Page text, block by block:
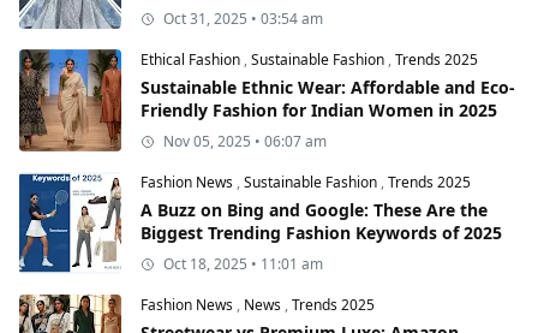
Oct 31, 2025 • 03:54 am
Ethical Fashion ,Sustainable Fashion ,Trends 2025
Sustainable Ethnic Wear: Affordable and Eco-
Friendly Fashion for Indian Women in 2025
Nov 05, 2025 • 06:07 am
Fashion News ,Sustainable Fashion ,Trends 2025
A Buzz on Bing and Google: These Are the
Biggest Trending Fashion Keywords of 2025
Oct 18, 2025 • 11:01 am
Fashion News , News ,Trends 2025